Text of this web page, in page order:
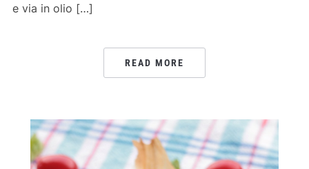
e via in olio […]
READ MORE